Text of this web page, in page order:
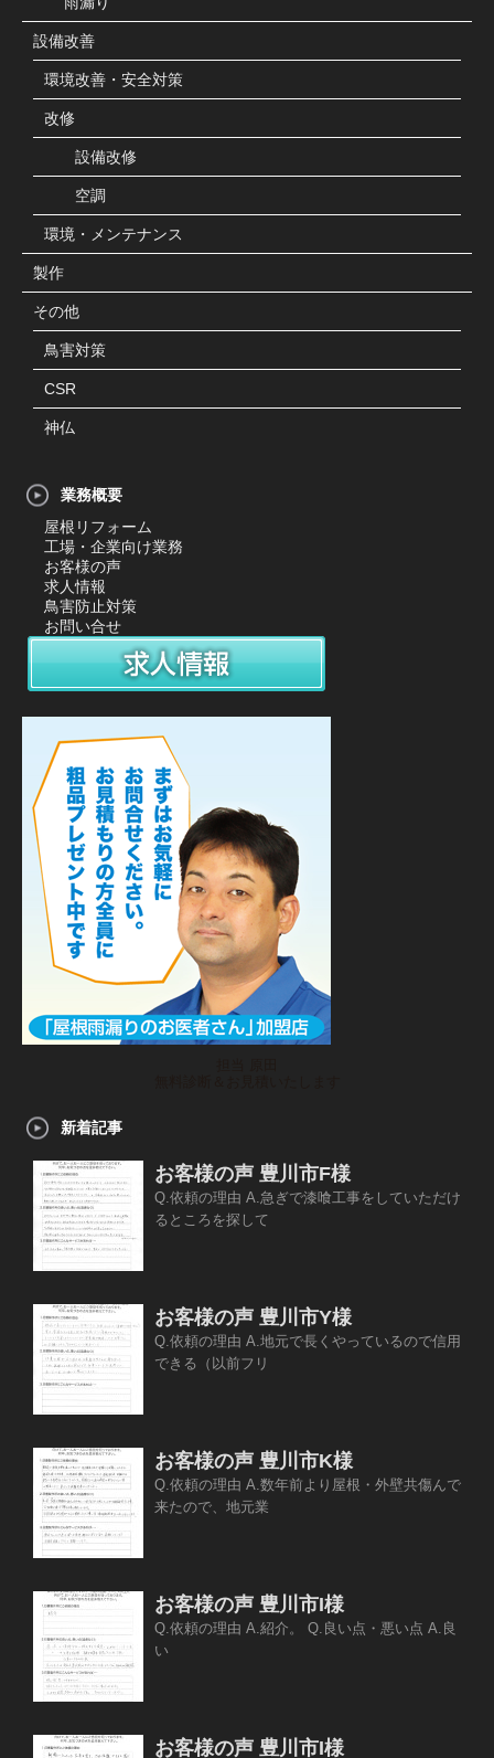
設備改善
環境改善・安全対策
改修
設備改修
空調
環境・メンテナンス
製作
その他
鳥害対策
CSR
神仏
業務概要
屋根リフォーム
工場・企業向け業務
お客様の声
求人情報
鳥害防止対策
お問い合せ
新着記事
お客様の声 豊川市F様
Q.依頼の理由 A.急ぎで漆喰工事をしていただけ
るところを探して
お客様の声 豊川市Y様
Q.依頼の理由 A.地元で長くやっているので信用
できる（以前フリ
お客様の声 豊川市K様
Q.依頼の理由 A.数年前より屋根・外壁共傷んで
来たので、地元業
お客様の声 豊川市I様
Q.依頼の理由 A.紹介。 Q.良い点・悪い点 A.良
い
お客様の声 豊川市I様